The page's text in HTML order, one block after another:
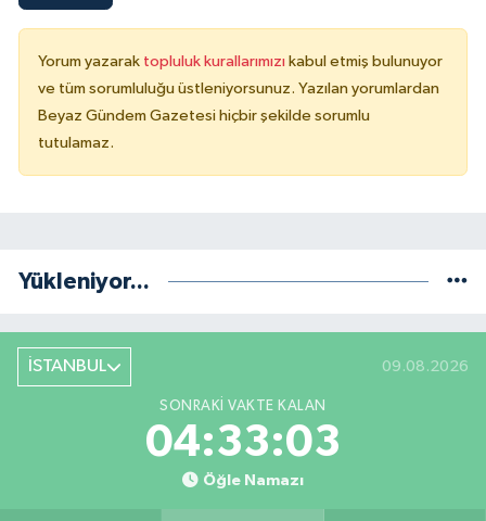
Yorum yazarak topluluk kurallarımızı kabul etmiş bulunuyor
ve tüm sorumluluğu üstleniyorsunuz. Yazılan yorumlardan
Beyaz Gündem Gazetesi hiçbir şekilde sorumlu
tutulamaz.
Yükleniyor...
İSTANBUL 09.08.2026
SONRAKI VAKTE KALAN
04:33:02
Öğle Namazı